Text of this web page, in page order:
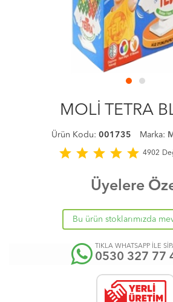
MOLİ TETRA
Ürün Kodu: 001735 Marka:
star star star star star 4902
Üyelere
Bu ürün stoklarımızda
TIKLA WHATSAPP İLE
0530 327 77